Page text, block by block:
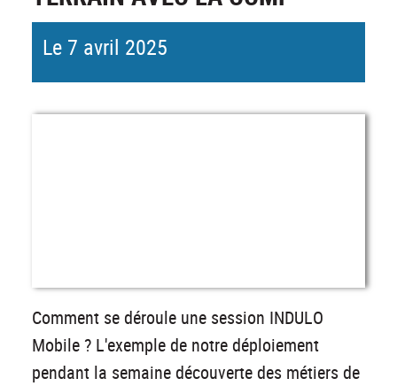
Le 7 avril 2025
Comment se déroule une session INDULO
Mobile ? L'exemple de notre déploiement
pendant la semaine découverte des métiers de